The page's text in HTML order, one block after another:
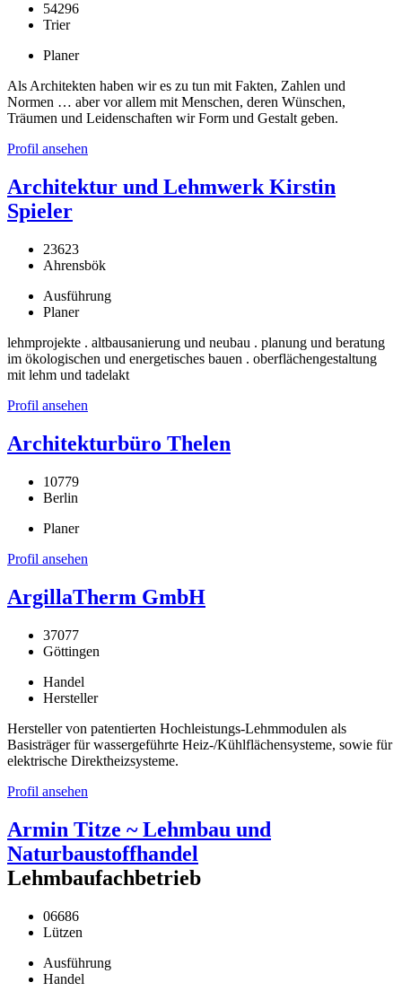
54296
Trier
Planer
Als Architekten haben wir es zu tun mit Fakten, Zahlen und
Normen … aber vor allem mit Menschen, deren Wünschen,
Träumen und Leidenschaften wir Form und Gestalt geben.
Profil ansehen
Architektur und Lehmwerk Kirstin
Spieler
23623
Ahrensbök
Ausführung
Planer
lehmprojekte . altbausanierung und neubau . planung und beratung
im ökologischen und energetisches bauen . oberflächengestaltung
mit lehm und tadelakt
Profil ansehen
Architekturbüro Thelen
10779
Berlin
Planer
Profil ansehen
ArgillaTherm GmbH
37077
Göttingen
Handel
Hersteller
Hersteller von patentierten Hochleistungs-Lehmmodulen als
Basisträger für wassergeführte Heiz-/Kühlflächensysteme, sowie für
elektrische Direktheizsysteme.
Profil ansehen
Armin Titze ~ Lehmbau und
Naturbaustoffhandel
Lehmbaufachbetrieb
06686
Lützen
Ausführung
Handel